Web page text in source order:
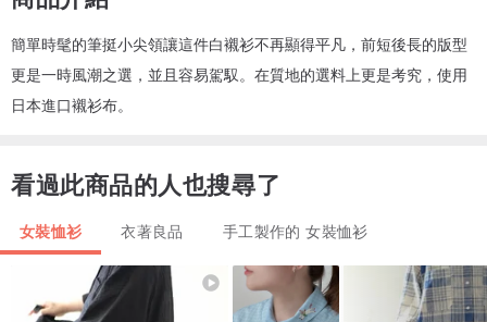
簡單時髦的筆挺小尖領讓這件白襯衫不再顯得平凡，前短後長的版型
更是一時風潮之選，並且容易駕馭。在質地的選料上更是考究，使用
日本進口襯衫布。
看過此商品的人也搜尋了
女裝恤衫 衣著良品 手工製作的 女裝恤衫